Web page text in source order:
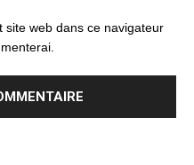
site web dans ce navigateur